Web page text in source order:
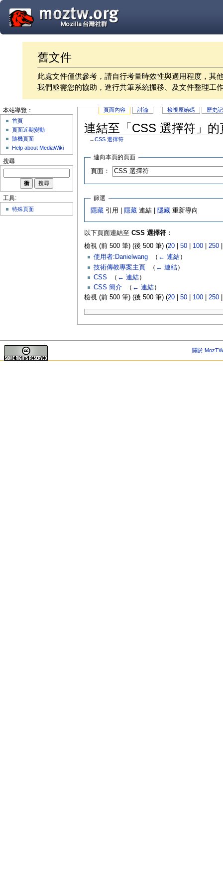
舊文件
此處文件僅供參考，請自行考量時效性與適用程度，其
我們亟需您的協助，進行共筆系統搬移、及文件整理工
頁面內容 討論 檢視原始碼 歷史
連結至「CSS 選擇符」的
←CSS 選擇符
連向本頁的頁面
頁面：
篩選
隱藏 引用 | 隱藏 連結 | 隱藏 重新導向
以下頁面連結至 CSS 選擇符：
檢視 (前 500 筆) (後 500 筆) (20| 50| 100| 250
使用者:Danielwang‎ （ ← 連結）
技術傳教專案主頁‎ （ ← 連結）
CSS
（ ← 連結）
CSS 簡介‎ （ ← 連結）
檢視 (前 500 筆) (後 500 筆) (20| 50| 100| 250
本站導覽：
首頁
頁面近期變動
隨機頁面
Help about MediaWiki
搜尋
工具:
特殊頁面
關於